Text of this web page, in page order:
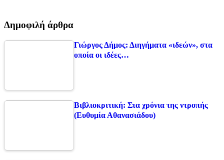
Δημοφιλή άρθρα
Γιώργος Δήμος: Διηγήματα «ιδεών», στα
οποία οι ιδέες…
Βιβλιοκριτική: Στα χρόνια της ντροπής
(Ευθυμία Αθανασιάδου)